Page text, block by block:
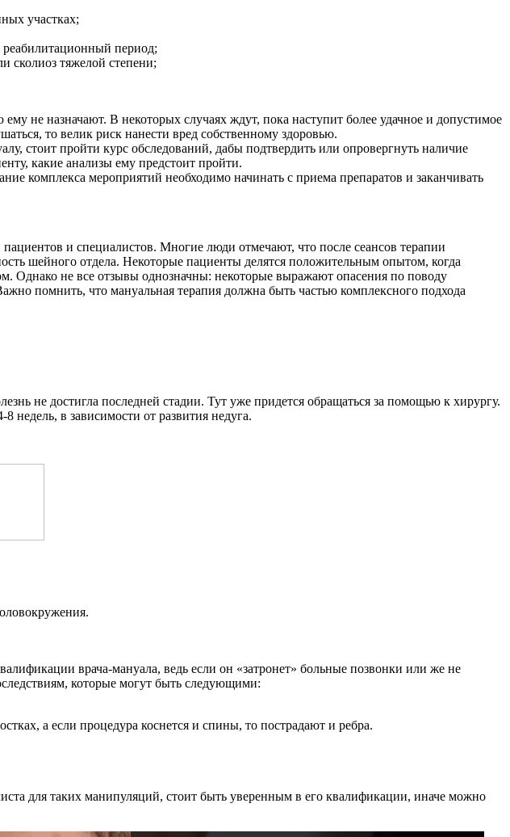
участках;
период;
сколиоз тяжелой степени;
не назначают. В некоторых случаях ждут, пока наступит более удачное и допустимое
то велик риск нанести вред собственному здоровью.
стоит пройти курс обследований, дабы подтвердить или опровергнуть наличие
какие анализы ему предстоит пройти.
комплекса мероприятий необходимо начинать с приема препаратов и заканчивать
и специалистов. Многие люди отмечают, что после сеансов терапии
шейного отдела. Некоторые пациенты делятся положительным опытом, когда
Однако не все отзывы однозначны: некоторые выражают опасения по поводу
помнить, что мануальная терапия должна быть частью комплексного подхода
не достигла последней стадии. Тут уже придется обращаться за помощью к хирургу.
недель, в зависимости от развития недуга.
врача-мануала, ведь если он «затронет» больные позвонки или же не
которые могут быть следующими:
а если процедура коснется и спины, то пострадают и ребра.
для таких манипуляций, стоит быть уверенным в его квалификации, иначе можно